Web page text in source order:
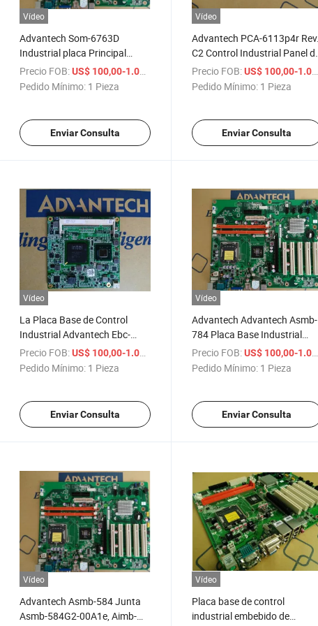
/ Pieza
Vídeo
Advantech Som-6763D
Industrial placa Principal
Som-6763 A1 B1 Comexpress
Industrial Placa principal de la
Precio FOB: US$ 100,00-1.000,00
/ Pieza
Pedido Mínimo: 1 Pieza
Enviar Consulta
Vídeo
Advantech PCA-6113p4r Rev.
C2 Control Industrial Panel de
Piso con 1-Year Garantía,
Disponible en Stock
Precio FOB: US$ 100,00-1.000,00
Pedido Mínimo: 1 Pieza
Enviar Consulta
/ Pieza
Vídeo
La Placa Base de Control
Industrial Advantech Ebc-
Ta17 y la Placa Base
Industrial I-Join E3100lf-01
Precio FOB: US$ 100,00-1.000,00
/ Pieza
Pedido Mínimo: 1 Pieza
Enviar Consulta
Vídeo
Advantech Advantech Asmb-
784 Placa Base Industrial
Asmb-784 Placa Base de
Control Industrial, Aimb-767,
Precio FOB: US$ 100,00-1.000,00
Pedido Mínimo: 1 Pieza
Enviar Consulta
Vídeo
Advantech Asmb-584 Junta
Asmb-584G2-00A1e, Aimb-
Vídeo
Placa base de control
industrial embebido de